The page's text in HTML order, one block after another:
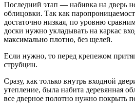
Последний этап — набивка на дверь
облицовки. Так как
достаточно низкая, по уровню
доски нужно укладывать на каркас
максимально плотно, без щелей.
Если нужно, то перед крепежом
струбцин.
Сразу, как только внутрь входной
утепление, была набита деревянная
все дверное полотно нужно покрыть